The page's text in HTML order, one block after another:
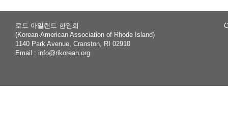
로드 아일랜드 한인회
(Korean-American Association of Rhode Island)
1140 Park Avenue, Cranston, RI 02910
Email : info@rikorean.org